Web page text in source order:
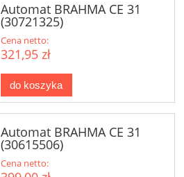
Automat BRAHMA CE 31
(30721325)
Cena netto:
321,95 zł
do koszyka
Automat BRAHMA CE 31
(30615506)
Cena netto: